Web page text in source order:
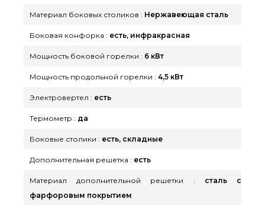
Материал боковых столиков : Нержавеющая сталь
Боковая конфорка : есть, инфракрасная
Мощность боковой горелки : 6 кВт
Мощность продольной горелки : 4,5 кВт
Электровертел : есть
Термометр : да
Боковые столики : есть, складные
Дополнительная решетка : есть
Материал дополнительной решетки :
сталь с
фарфоровым покрытием